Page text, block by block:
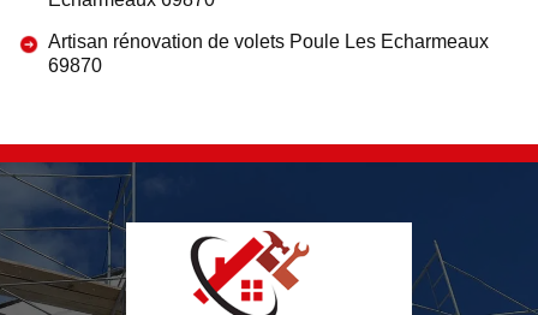
Artisan rénovation de volets Poule Les Echarmeaux
69870